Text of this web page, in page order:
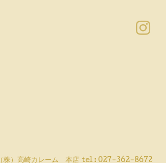
（株）高崎カレーム 本店 tel : 027-362-8672